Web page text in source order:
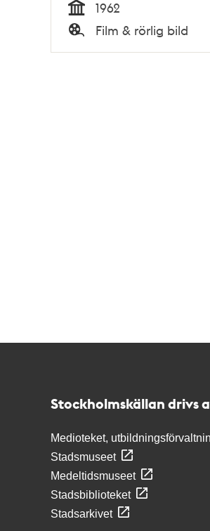
Tid
1962
Typ
Film & rörlig bild
Stockholmskällan drivs
Medioteket,
Stadsmuseet
Medeltidsmuseet
Stadsbiblioteket
Stadsarkivet